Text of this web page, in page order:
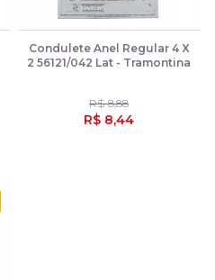
Condulete Anel Regular 4 X
2 56121/042 Lat - Tramontina
R$ 8,88
R$ 8,44